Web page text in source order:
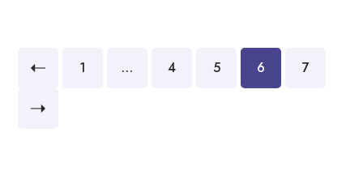
1 … 4 5 6 7